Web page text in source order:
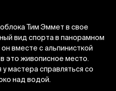
Тим Эммет в свое
вид спорта в панорамном
вместе с альпинисткой
это живописное место.
мастера справляться со
над водой.